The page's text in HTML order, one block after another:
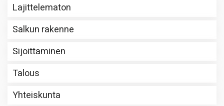
Lajittelematon
Salkun rakenne
Sijoittaminen
Talous
Yhteiskunta